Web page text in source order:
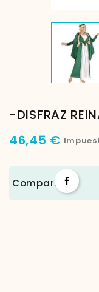
-DISFRAZ
46,45 €
Compartir